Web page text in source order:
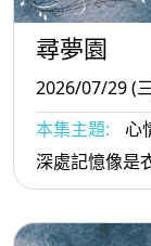
尋夢園
2026/07/29 (
本集主題:
心
深處記憶像是